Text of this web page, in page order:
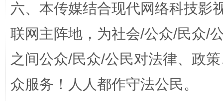
六、本传媒结合现代网络科技影
联网主阵地，为社会/公众/民众/
之间公众/民众/公民对法律、政
众服务！人人都作守法公民。